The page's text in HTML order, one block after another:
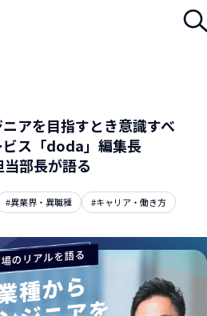
アを目指すとき意識すべ
ビス「doda」編集長
部長が語る
#異業界・異職種 #キャリア・働き方